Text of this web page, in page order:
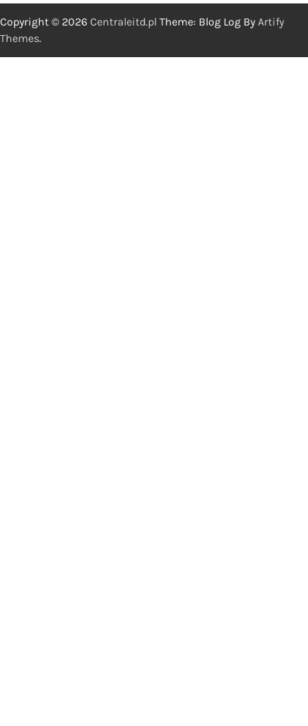
Copyright © 2026 Centraleitd.pl Theme: Blog Log By Artify
Themes.